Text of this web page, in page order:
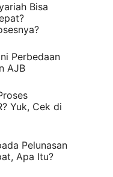
Bisa
Perbedaan
AJB
Yuk, Cek di
Pelunasan
Apa Itu?